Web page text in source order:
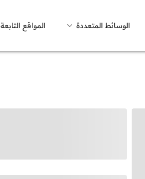
الوسائط المتعددة المواقع التابعة